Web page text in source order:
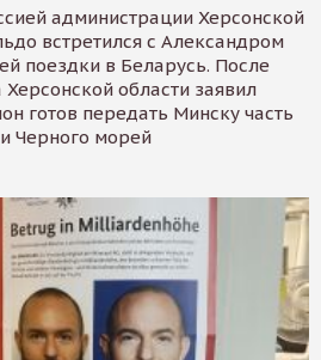
администрации Херсонской
встретился с Александром
поездки в Беларусь. После
Херсонской области заявил
готов передать Минску часть
Черного морей